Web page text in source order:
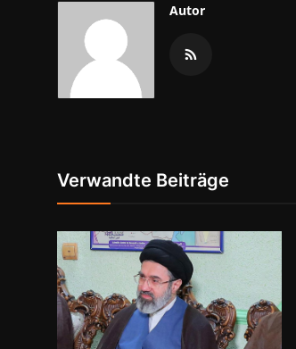
Autor
Verwandte Beiträge